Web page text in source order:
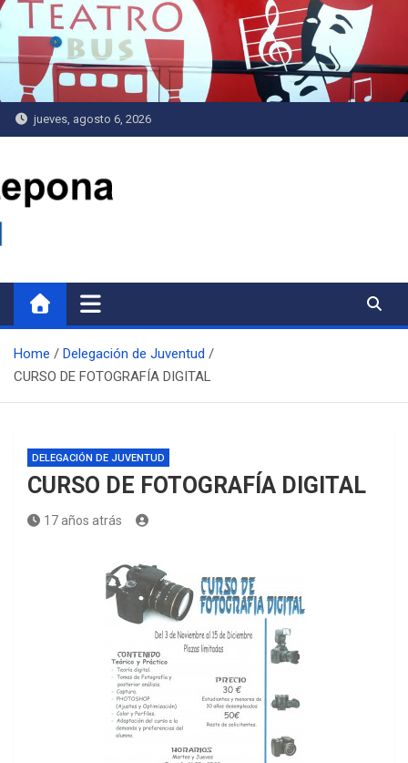
Saltar
al
contenido
jueves, agosto 6, 2026
Home
Delegación de Juventud
CURSO DE FOTOGRAFÍA DIGITAL
DELEGACIÓN DE JUVENTUD
CURSO DE FOTOGRAFÍA DIGITAL
17 años atrás